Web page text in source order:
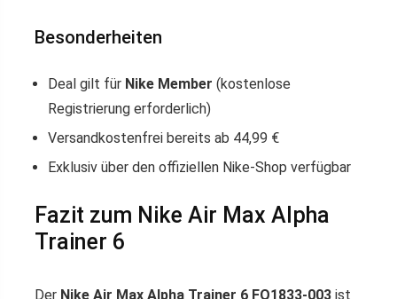
Besonderheiten
Deal gilt für Nike Member (kostenlose
Registrierung erforderlich)
Versandkostenfrei bereits ab 44,99 €
Exklusiv über den offiziellen Nike-Shop verfügbar
Fazit zum Nike Air Max Alpha
Trainer 6
Der Nike Air Max Alpha Trainer 6 FQ1833-003 ist